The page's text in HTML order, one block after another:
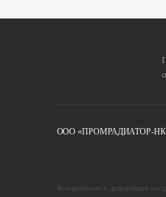
ООО «ПРОМРАДИАТОР-НК».
Копирование и дальнейшее